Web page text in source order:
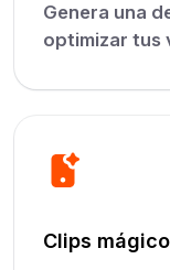
Genera una
optimizar tus
Clips